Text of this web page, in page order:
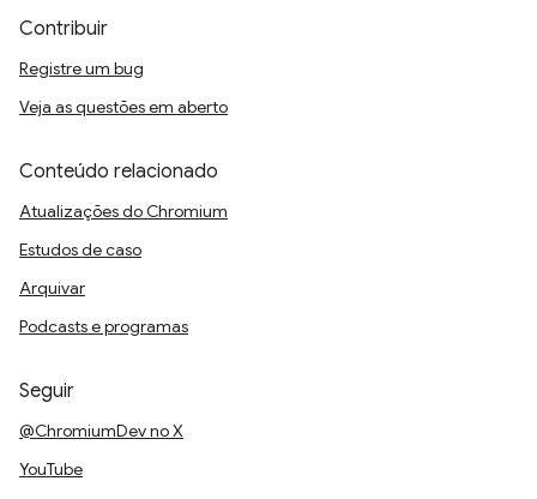
Contribuir
Registre um bug
Veja as questões em aberto
Conteúdo relacionado
Atualizações do Chromium
Estudos de caso
Arquivar
Podcasts e programas
Seguir
@ChromiumDev no X
YouTube